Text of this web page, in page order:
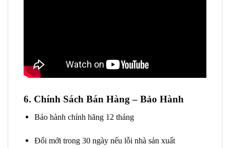
6. Chính Sách Bán Hàng – Bảo Hành
Bảo hành chính hãng 12 tháng
Đổi mới trong 30 ngày nếu lỗi nhà sản xuất